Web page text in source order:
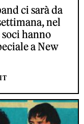
ci sarà da
nel
hanno
a New